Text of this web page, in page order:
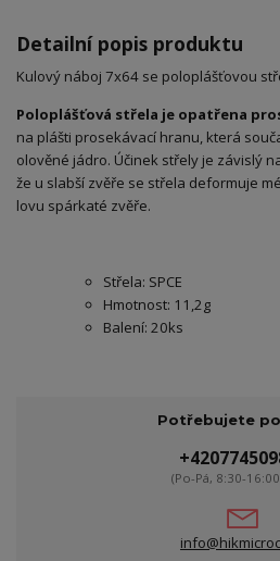
Detailní popis produktu
Kulový náboj 7x64 se poloplášťovou
Poloplášťová střela je opatřena
na plášti prosekávací hranu, která
olověné jádro. Účinek střely je závislý
že u slabší zvěře se střela deformuje
lovu spárkaté zvěře.
Střela: SPCE
Hmotnost: 11,2g
Balení: 20ks
Potřebujete
(Po-Pá, 8:30-